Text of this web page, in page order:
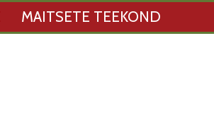
MAITSETE TEEKOND